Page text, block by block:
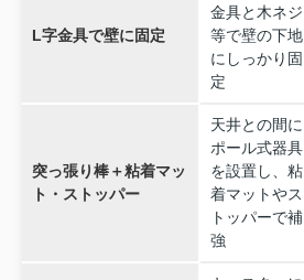
L字金具で壁に固定
金具と木ネジ
等で壁の下地
にしっかり固
定
突っ張り棒＋粘着マッ
ト・ストッパー
天井との間に
ポール式器具
を設置し、粘
着マットやス
トッパーで補
強